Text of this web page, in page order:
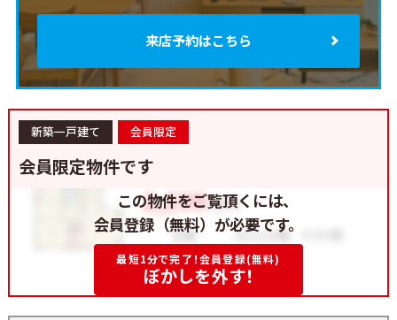
来店予約はこちら
新築一戸建て 会員限定
会員限定物件です
この物件をご覧頂くには、
会員登録（無料）が必要です。
最短1分で完了！会員登録(無料)
ぼかしを外す！